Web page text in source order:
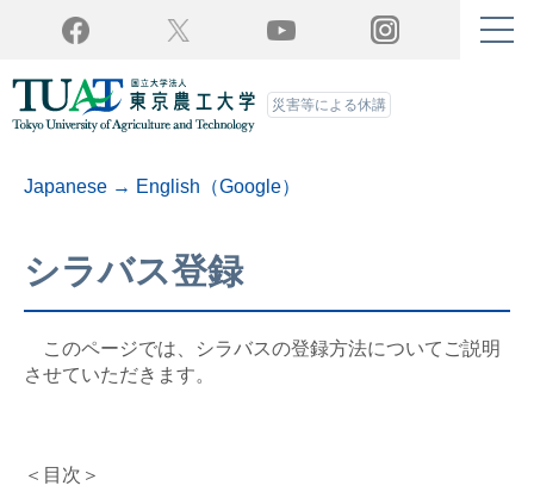
Facebook YouTube Instagram
災害等による休講
Japanese → English（Google）
シラバス登録
このページでは、シラバスの登録方法についてご説明
させていただきます。
＜目次＞